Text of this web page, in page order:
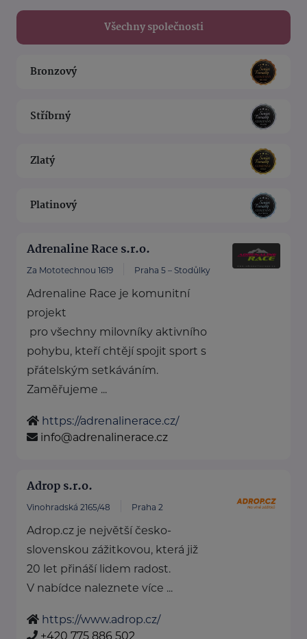
Všechny společnosti
Bronzový
Stříbrný
Zlatý
Platinový
Adrenaline Race s.r.o.
Za Mototechnou 1619 Praha 5 – Stodůlky
Adrenaline Race je komunitní
projekt
pro všechny milovníky aktivního
pohybu, kteří chtějí spojit sport s
přátelským setkáváním.
Zaměřujeme ...
https://adrenalinerace.cz/
info@adrenalinerace.cz
Adrop s.r.o.
Vinohradská 2165/48 Praha 2
Adrop.cz je největší česko-
slovenskou zážitkovou, která již
20 let přináší lidem radost.
V nabídce naleznete více ...
https://www.adrop.cz/
+420 775 886 502